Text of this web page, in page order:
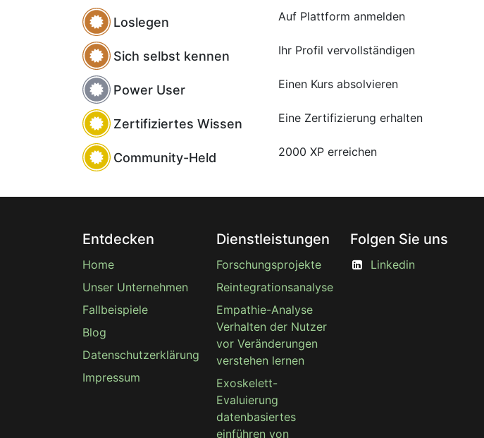
Loslegen Auf Plattform anmelden
Sich selbst kennen Ihr Profil vervollständigen
Power User Einen Kurs absolvieren
Zertifiziertes Wissen Eine Zertifizierung erhalten
Community-Held 2000 XP erreichen
Entdecken
Home
Unser Unternehmen
Fallbeispiele
Blog
Datenschutzerklärung
Impressum
Dienstleistungen
Forschungsprojekte
Reintegrationsanalyse
Empathie-Analyse
Verhalten der Nutzer
vor Veränderungen
verstehen lernen
Exoskelett-
Evaluierung
datenbasiertes
einführen von
Folgen Sie uns
Linkedin